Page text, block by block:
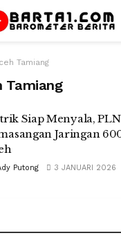
Tamiang
Tamiang
Siap Menyala,
Jaringan
Putong 3 JANUARI 2026